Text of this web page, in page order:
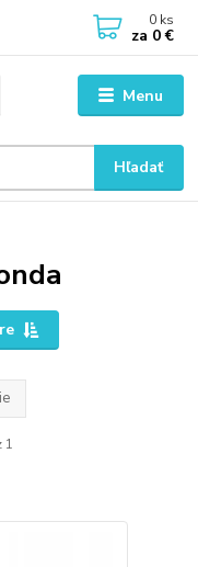
Menu
Hľadať
0 ks
za 0 €
1